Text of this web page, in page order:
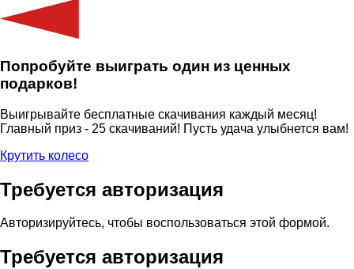
Попробуйте выиграть один из ценных
подарков!
Выигрывайте бесплатные скачивания каждый месяц!
Главный приз - 25 скачиваний! Пусть удача улыбнется вам!
Крутить колесо
Требуется авторизация
Авторизируйтесь, чтобы воспользоваться этой формой.
Требуется авторизация